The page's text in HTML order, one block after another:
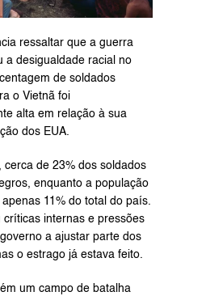
ressaltar que a guerra
a desigualdade racial no
de soldados
o Vietnã foi
alta em relação à sua
dos EUA.
cerca de 23% dos soldados
enquanto a população
11% do total do país.
críticas internas e pressões
a ajustar parte dos
o estrago já estava feito.
um campo de batalha